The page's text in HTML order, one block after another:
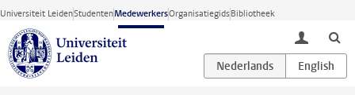
Ga direct naar de inhoud
Universiteit LeidenStudentenMedewerkersOrganisatiegidsBibliotheek
toggle